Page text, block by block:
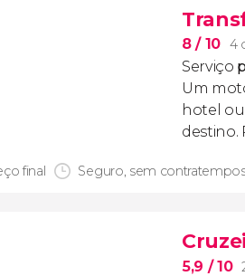
8/ 10 4
Serviço
Um
hotel
destino.
final Seguro, sem
5,9 / 10